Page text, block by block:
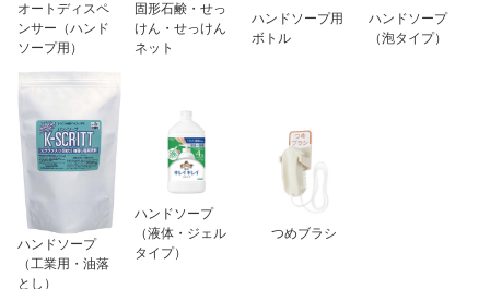
オートディスペ
ンサー（ハンド
ソープ用）
固形石鹸・せっ
けん・せっけん
ネット
ハンドソープ用
ボトル
ハンドソープ
（泡タイプ）
ハンドソープ
（工業用・油落
とし）
ハンドソープ
（液体・ジェル
タイプ）
つめブラシ